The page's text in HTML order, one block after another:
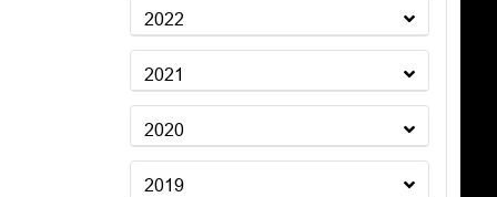
2022
2021
2020
2019